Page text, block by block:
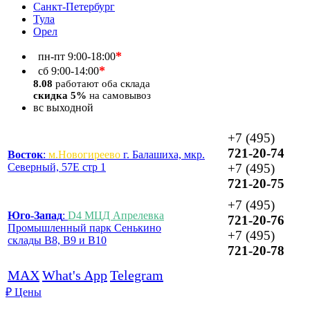
Санкт-Петербург
Тула
Орел
пн-пт 9:00-18:00*
сб 9:00-14:00*
8.08 работают оба склада
скидка 5% на самовывоз
вс выходной
Восток: м.Новогиреево г. Балашиха, мкр.
Северный, 57Е стр 1
+7 (495)
721-20-74
+7 (495)
721-20-75
Юго-Запад: D4 МЦД Апрелевка
Промышленный парк Сенькино
склады B8, B9 и B10
+7 (495)
721-20-76
+7 (495)
721-20-78
MAXWhat's AppTelegram
₽ Цены